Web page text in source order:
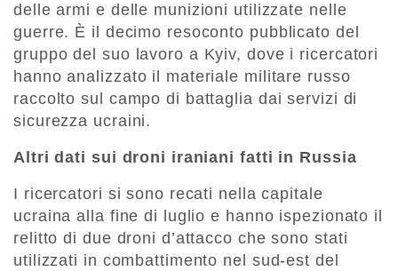
delle armi e delle munizioni utilizzate nelle
guerre. È il decimo resoconto pubblicato del
gruppo del suo lavoro a Kyiv, dove i ricercatori
hanno analizzato il materiale militare russo
raccolto sul campo di battaglia dai servizi di
sicurezza ucraini.
Altri dati sui droni iraniani fatti in Russia
I ricercatori si sono recati nella capitale
ucraina alla fine di luglio e hanno ispezionato il
relitto di due droni d’attacco che sono stati
utilizzati in combattimento nel sud-est del